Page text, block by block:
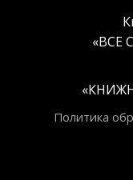
«ВСЕ
«
Политика